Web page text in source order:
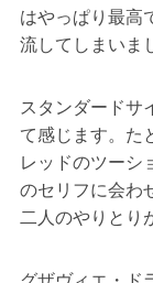
はやっぱり最高
流してしまいま
スタンダードサ
て感じます。た
レッドのツーシ
のセリフに会わ
二人のやりとり